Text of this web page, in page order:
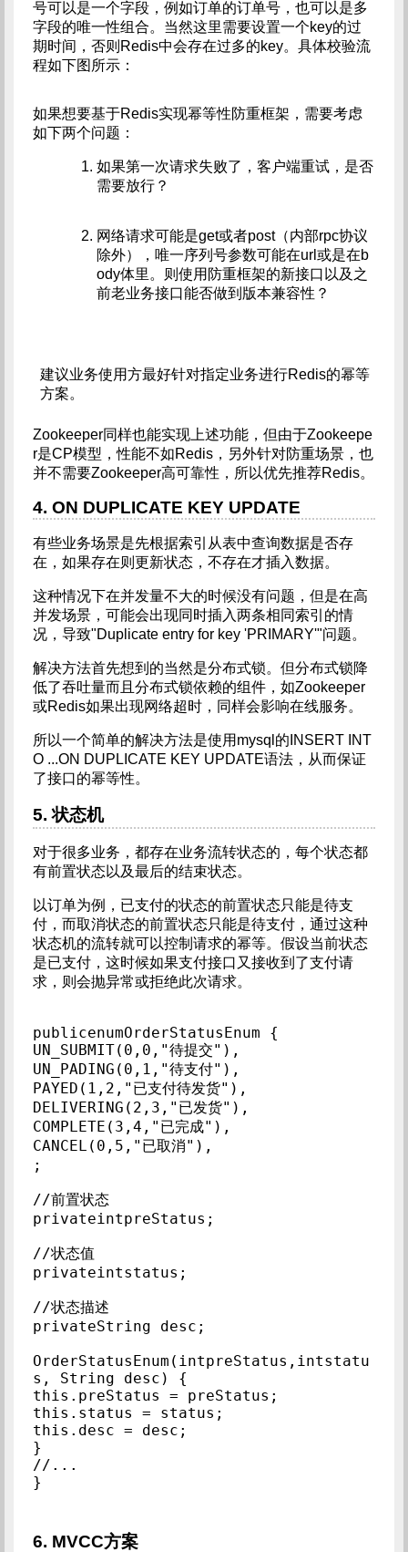
号可以是一个字段，例如订单的订单号，也可以是多
字段的唯一性组合。当然这里需要设置一个key的过
期时间，否则Redis中会存在过多的key。具体校验流
程如下图所示：
如果想要基于Redis实现幂等性防重框架，需要考虑
如下两个问题：
如果第一次请求失败了，客户端重试，是否
需要放行？
网络请求可能是get或者post（内部rpc协议
除外），唯一序列号参数可能在url或是在b
ody体里。则使用防重框架的新接口以及之
前老业务接口能否做到版本兼容性？
建议业务使用方最好针对指定业务进行Redis的幂等
方案。
Zookeeper同样也能实现上述功能，但由于Zookeepe
r是CP模型，性能不如Redis，另外针对防重场景，也
并不需要Zookeeper高可靠性，所以优先推荐Redis。
4. ON DUPLICATE KEY UPDATE
有些业务场景是先根据索引从表中查询数据是否存
在，如果存在则更新状态，不存在才插入数据。
这种情况下在并发量不大的时候没有问题，但是在高
并发场景，可能会出现同时插入两条相同索引的情
况，导致"Duplicate entry for key 'PRIMARY'"问题。
解决方法首先想到的当然是分布式锁。但分布式锁降
低了吞吐量而且分布式锁依赖的组件，如Zookeeper
或Redis如果出现网络超时，同样会影响在线服务。
所以一个简单的解决方法是使用mysql的INSERT INT
O ...ON DUPLICATE KEY UPDATE语法，从而保证
了接口的幂等性。
5. 状态机
对于很多业务，都存在业务流转状态的，每个状态都
有前置状态以及最后的结束状态。
以订单为例，已支付的状态的前置状态只能是待支
付，而取消状态的前置状态只能是待支付，通过这种
状态机的流转就可以控制请求的幂等。假设当前状态
是已支付，这时候如果支付接口又接收到了支付请
求，则会抛异常或拒绝此次请求。
publicenumOrderStatusEnum {
UN_SUBMIT(0,0,"待提交"),
UN_PADING(0,1,"待支付"),
PAYED(1,2,"已支付待发货"),
DELIVERING(2,3,"已发货"),
COMPLETE(3,4,"已完成"),
CANCEL(0,5,"已取消"),
;
//前置状态
privateintpreStatus;
//状态值
privateintstatus;
//状态描述
privateString desc;
OrderStatusEnum(intpreStatus,intstatu
s, String desc) {
this.preStatus = preStatus;
this.status = status;
this.desc = desc;
}
//...
}
6. MVCC方案